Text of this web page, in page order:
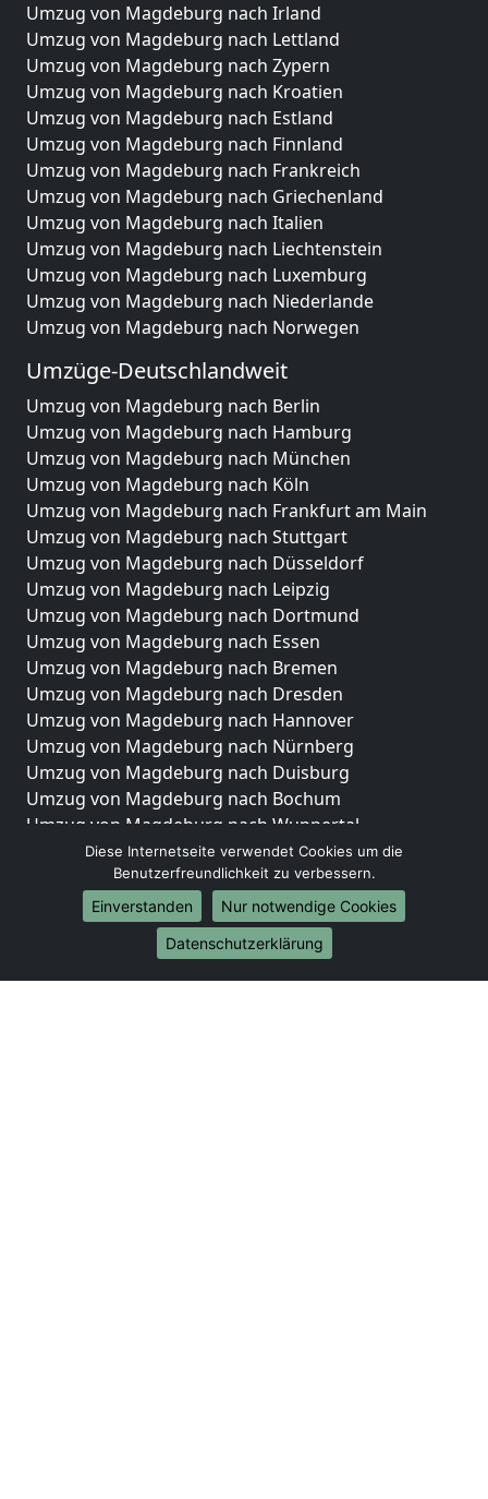
Umzug von Magdeburg nach Irland
Umzug von Magdeburg nach Lettland
Umzug von Magdeburg nach Zypern
Umzug von Magdeburg nach Kroatien
Umzug von Magdeburg nach Estland
Umzug von Magdeburg nach Finnland
Umzug von Magdeburg nach Frankreich
Umzug von Magdeburg nach Griechenland
Umzug von Magdeburg nach Italien
Umzug von Magdeburg nach Liechtenstein
Umzug von Magdeburg nach Luxemburg
Umzug von Magdeburg nach Niederlande
Umzug von Magdeburg nach Norwegen
Umzüge-Deutschlandweit
Umzug von Magdeburg nach Berlin
Umzug von Magdeburg nach Hamburg
Umzug von Magdeburg nach München
Umzug von Magdeburg nach Köln
Umzug von Magdeburg nach Frankfurt am Main
Umzug von Magdeburg nach Stuttgart
Umzug von Magdeburg nach Düsseldorf
Umzug von Magdeburg nach Leipzig
Umzug von Magdeburg nach Dortmund
Umzug von Magdeburg nach Essen
Umzug von Magdeburg nach Bremen
Umzug von Magdeburg nach Dresden
Umzug von Magdeburg nach Hannover
Umzug von Magdeburg nach Nürnberg
Umzug von Magdeburg nach Duisburg
Umzug von Magdeburg nach Bochum
Umzug von Magdeburg nach Wuppertal
Umzug von Magdeburg nach Bielefeld
Umzug von Magdeburg nach Bonn
Umzug von Magdeburg nach Münster
Internationale-Umzüge
Umzug von Magdeburg nach Brasilien
Diese Internetseite verwendet Cookies um die
Benutzerfreundlichkeit zu verbessern.
Einverstanden
Nur notwendige Cookies
Datenschutzerklärung